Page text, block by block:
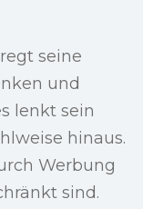
seine
und
lenkt sein
hinaus.
Werbung
sind.